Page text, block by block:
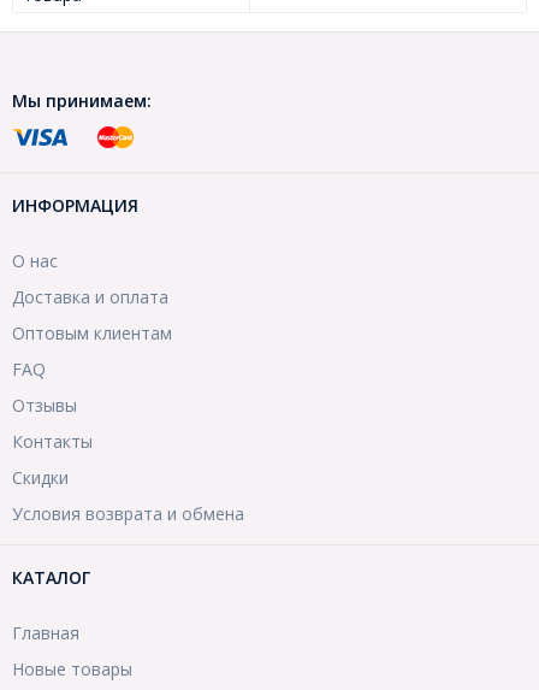
Мы принимаем:
ИНФОРМАЦИЯ
О нас
Доставка и оплата
Оптовым клиентам
FAQ
Отзывы
Контакты
Скидки
Условия возврата и обмена
КАТАЛОГ
Главная
Новые товары